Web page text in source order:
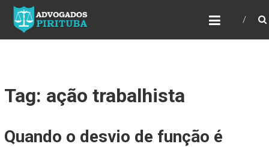
ADVOGADOS PIRITUBA
Precisando de advogado? Entre em contato!
Fazemos toda a assessoria que você
Tag: ação trabalhista
Quando o desvio de função é